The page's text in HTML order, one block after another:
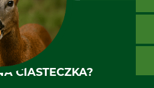
Twoje konto
Ustawienia plików cookie
Koszty dostawy
Zwroty
Reklamacje
Regulamin sklepu
METODY PŁATNOŚCI
PayU
Za pobraniem (z dopłatą)
O GRUBE
CIASTECZKA?